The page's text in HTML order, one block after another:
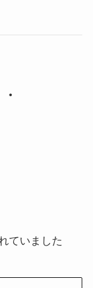
ていました